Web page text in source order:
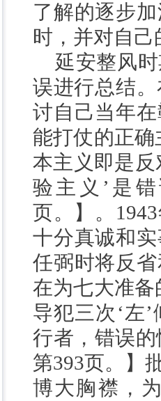
了解的逐步
时，并对自
延安整风
误进行总结
讨自己当年
能打仗的正确
本主义即是反
验主义’是
页。】。 1943
十分真诚和
任弼时将反
在为七大准备
导犯三次‘左
行者，错误的
第393页。】
博大胸襟，